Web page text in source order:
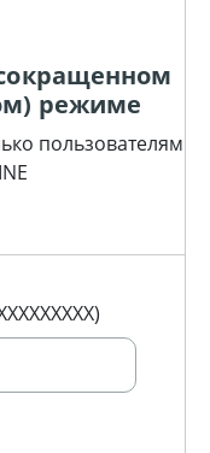
режиме
пользователям